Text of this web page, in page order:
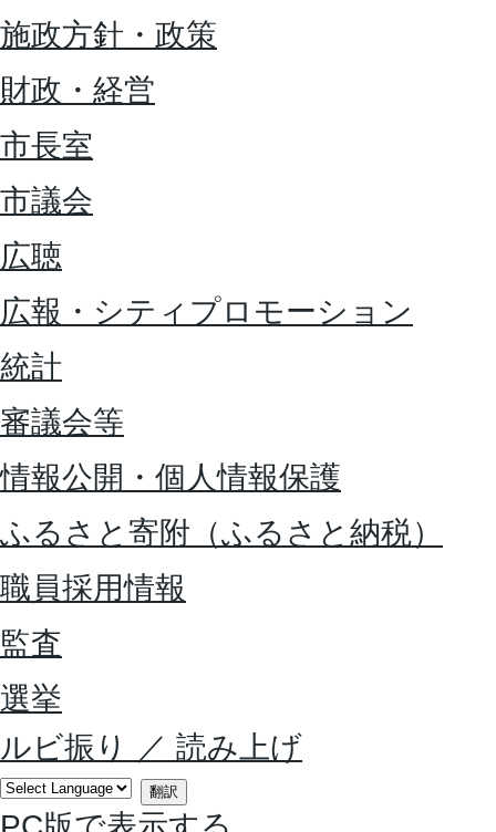
施政方針・政策
財政・経営
市長室
市議会
広聴
広報・シティプロモーション
統計
審議会等
情報公開・個人情報保護
ふるさと寄附（ふるさと納税）
職員採用情報
監査
選挙
ルビ振り
／ 読み上げ
翻訳